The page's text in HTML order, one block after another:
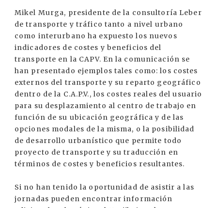
Mikel Murga, presidente de la consultoría Leber
de transporte y tráfico tanto a nivel urbano
como interurbano ha expuesto los nuevos
indicadores de costes y beneficios del
transporte en la CAPV. En la comunicación se
han presentado ejemplos tales como: los costes
externos del transporte y su reparto geográfico
dentro de la C.A.P.V., los costes reales del usuario
para su desplazamiento al centro de trabajo en
función de su ubicación geográfica y de las
opciones modales de la misma, o la posibilidad
de desarrollo urbanístico que permite todo
proyecto de transporte y su traducción en
términos de costes y beneficios resultantes.
Si no han tenido la oportunidad de asistir a las
jornadas pueden encontrar información